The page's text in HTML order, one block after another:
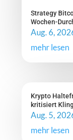
Strategy
Wochen-
Aug. 6,
mehr lesen
Krypto
kritisiert
Aug. 5,
mehr lesen